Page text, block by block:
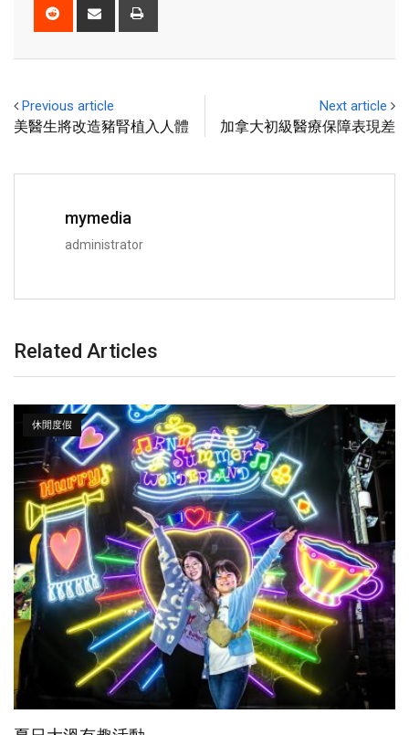
Previous article
美醫生將改造豬腎植入人體
Next article
加拿大初級醫療保障表現差
mymedia
administrator
Related Articles
休閒度假